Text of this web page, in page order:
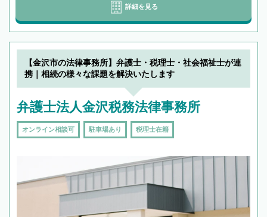
詳細を見る
【金沢市の法律事務所】弁護士・税理士・社会福祉士が連
携｜相続の様々な課題を解決いたします
弁護士法人金沢税務法律事務所
オンライン相談可 駐車場あり 税理士在籍